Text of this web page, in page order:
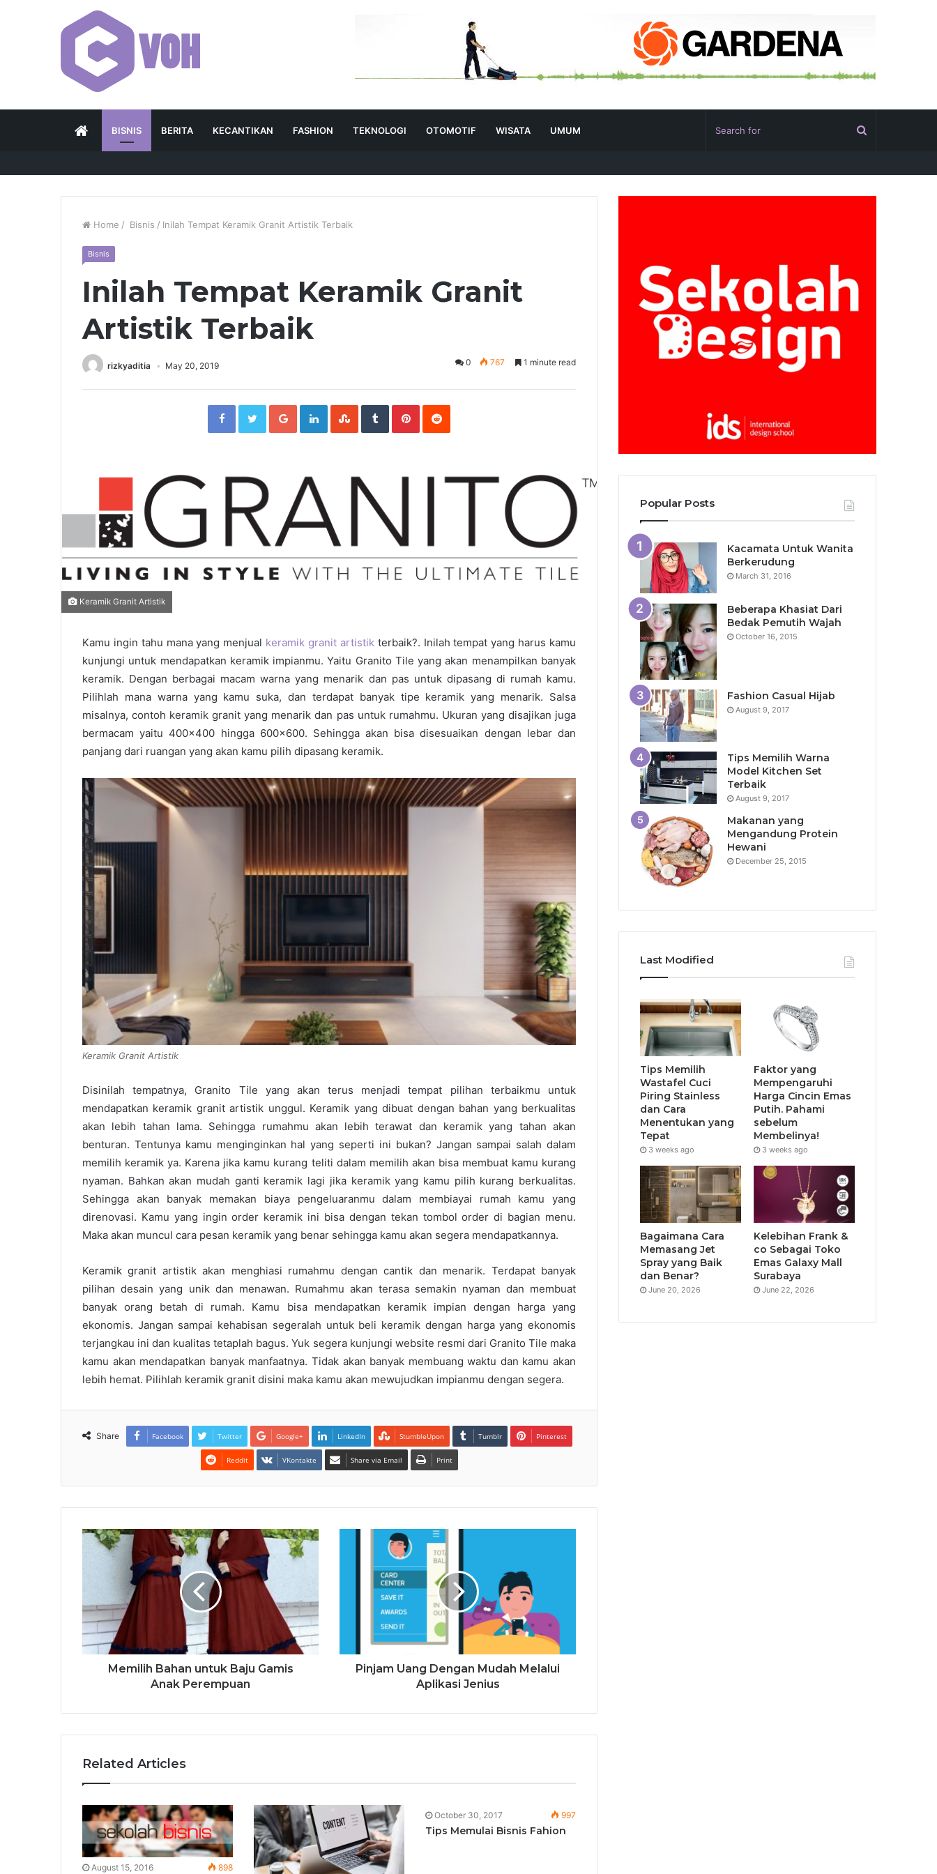
HOMEBISNIS BERITA KECANTIKAN FASHION TEKNOLOGI OTOMOTIF WISATA UMUM
Home / Bisnis / Inilah Tempat Keramik Granit Artistik Terbaik
Bisnis
Inilah Tempat Keramik Granit
Artistik Terbaik
rizkyaditia May 20, 2019 0 767 1 minute read
FacebookTwitterGoogle+LinkedInStumbleUpon
TumblrPinterestReddit
Keramik Granit Artistik
Kamu ingin tahu mana yang menjual keramik granit artistikterbaik?. Inilah tempat yang harus kamu
kunjungi untuk mendapatkan keramik impianmu. Yaitu Granito Tile yang akan menampilkan banyak
keramik. Dengan berbagai macam warna yang menarik dan pas untuk dipasang di rumah kamu.
Pilihlah mana warna yang kamu suka, dan terdapat banyak tipe keramik yang menarik. Salsa
misalnya, contoh keramik granit yang menarik dan pas untuk rumahmu. Ukuran yang disajikan juga
bermacam yaitu 400×400 hingga 600×600. Sehingga akan bisa disesuaikan dengan lebar dan
panjang dari ruangan yang akan kamu pilih dipasang keramik.
Keramik Granit Artistik
Disinilah tempatnya, Granito Tile yang akan terus menjadi tempat pilihan terbaikmu untuk
mendapatkan keramik granit artistik unggul. Keramik yang dibuat dengan bahan yang berkualitas
akan lebih tahan lama. Sehingga rumahmu akan lebih terawat dan keramik yang tahan akan
benturan. Tentunya kamu menginginkan hal yang seperti ini bukan? Jangan sampai salah dalam
memilih keramik ya. Karena jika kamu kurang teliti dalam memilih akan bisa membuat kamu kurang
nyaman. Bahkan akan mudah ganti keramik lagi jika keramik yang kamu pilih kurang berkualitas.
Sehingga akan banyak memakan biaya pengeluaranmu dalam membiayai rumah kamu yang
direnovasi. Kamu yang ingin order keramik ini bisa dengan tekan tombol order di bagian menu.
Maka akan muncul cara pesan keramik yang benar sehingga kamu akan segera mendapatkannya.
Keramik granit artistik akan menghiasi rumahmu dengan cantik dan menarik. Terdapat banyak
pilihan desain yang unik dan menawan. Rumahmu akan terasa semakin nyaman dan membuat
banyak orang betah di rumah. Kamu bisa mendapatkan keramik impian dengan harga yang
ekonomis. Jangan sampai kehabisan segeralah untuk beli keramik dengan harga yang ekonomis
terjangkau ini dan kualitas tetaplah bagus. Yuk segera kunjungi website resmi dari Granito Tile maka
kamu akan mendapatkan banyak manfaatnya. Tidak akan banyak membuang waktu dan kamu akan
lebih hemat. Pilihlah keramik granit disini maka kamu akan mewujudkan impianmu dengan segera.
Share Facebook Twitter Google+ LinkedIn StumbleUpon Tumblr Pinterest
Reddit VKontakte Share via Email Print
Memilih Bahan untuk Baju Gamis
Anak Perempuan
Pinjam Uang Dengan Mudah Melalui
Aplikasi Jenius
Related Articles
August 15, 2016 898
October 30, 2017 997
Tips Memulai Bisnis Fahion
Popular Posts
Kacamata Untuk Wanita
Berkerudung
March 31, 2016
Beberapa Khasiat Dari
Bedak Pemutih Wajah
October 16, 2015
Fashion Casual Hijab
August 9, 2017
Tips Memilih Warna
Model Kitchen Set
Terbaik
August 9, 2017
Makanan yang
Mengandung Protein
Hewani
December 25, 2015
Last Modified
Tips Memilih
Wastafel Cuci
Piring Stainless
dan Cara
Menentukan yang
Tepat
3 weeks ago
Faktor yang
Mempengaruhi
Harga Cincin Emas
Putih. Pahami
sebelum
Membelinya!
3 weeks ago
Bagaimana Cara
Memasang Jet
Spray yang Baik
dan Benar?
June 20, 2026
Kelebihan Frank &
co Sebagai Toko
Emas Galaxy Mall
Surabaya
June 22, 2026